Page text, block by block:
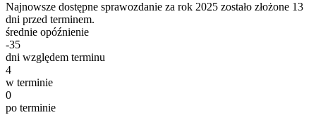
Najnowsze dostępne sprawozdanie za rok 2025 zostało złożone 13
dni przed terminem.
średnie opóźnienie
-35
dni względem terminu
4
w terminie
0
po terminie